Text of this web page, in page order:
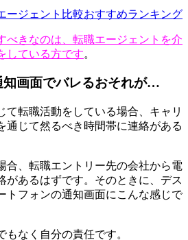
ージェント比較おすすめランキング
べきなのは、転職エージェントを介
している方です。
知画面でバレるおそれが…
て転職活動をしている場合、キャリ
通じて然るべき時間帯に連絡がある
合、転職エントリー先の会社から電
があるはずです。そのときに、デス
トフォンの通知画面にこんな感じで
もなく 自分の責任です。